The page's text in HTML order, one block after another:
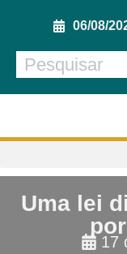
06/08/
Uma lei
17